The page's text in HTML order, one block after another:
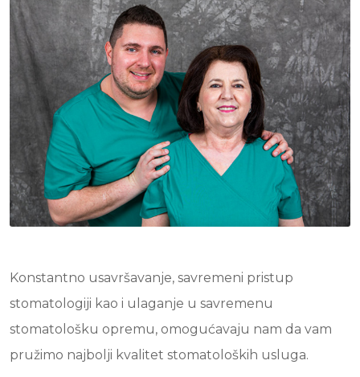
Konstantno usavršavanje, savremeni pristup
stomatologiji kao i ulaganje u savremenu
stomatološku opremu, omogućavaju nam da vam
pružimo najbolji kvalitet stomatoloških usluga.